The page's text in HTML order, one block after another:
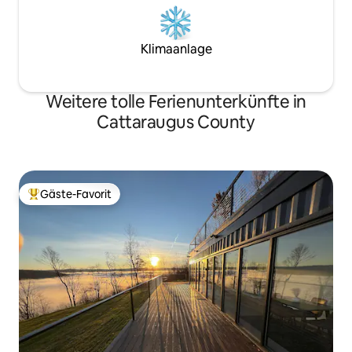
Klimaanlage
Weitere tolle Ferienunterkünfte in
Cattaraugus County
Beliebter Gäste-Favorit.
Gäste-Favorit